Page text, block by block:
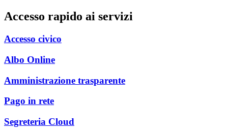
Accesso rapido ai servizi
Accesso civico
Albo Online
Amministrazione trasparente
Pago in rete
Segreteria Cloud